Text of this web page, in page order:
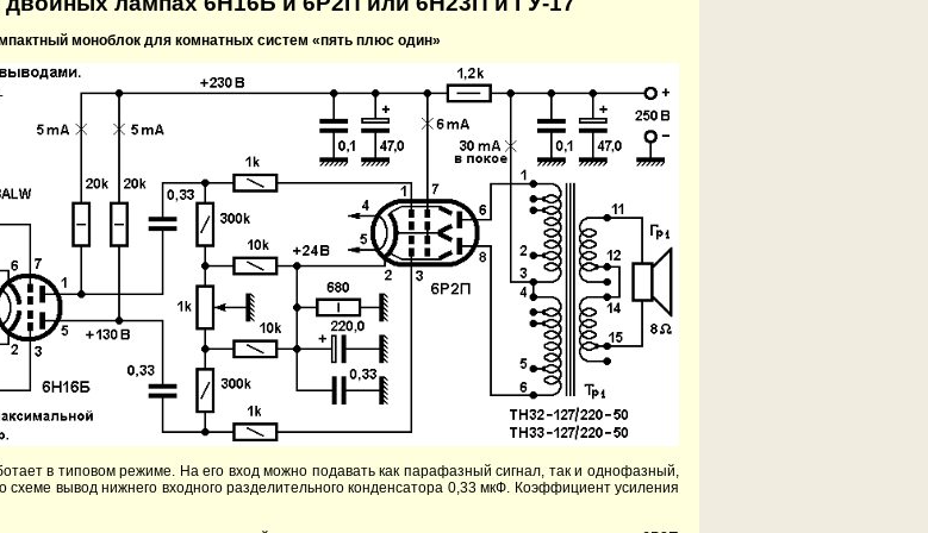
моноблок для комнатных систем «пять плюс один»
в типовом режиме. На его вход можно подавать как парафазный сигнал, так и однофазный,
вывод нижнего входного разделительного конденсатора 0,33 мкФ. Коэффициент усиления